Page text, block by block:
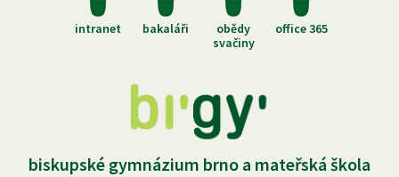
intranet bakaláři
obědy
svačiny
office 365
biskupské gymnázium brno a mateřská škola